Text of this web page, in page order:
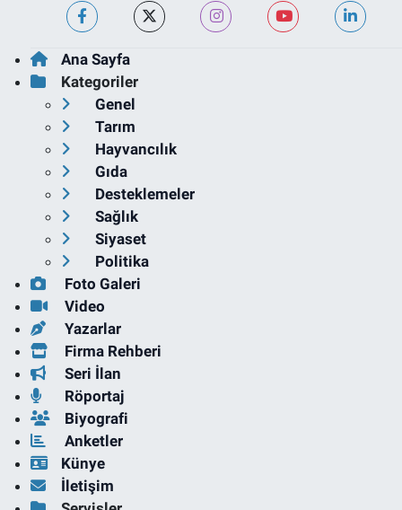
Ana Sayfa
Kategoriler
Genel
Tarım
Hayvancılık
Gıda
Desteklemeler
Sağlık
Siyaset
Politika
Foto Galeri
Video
Yazarlar
Firma Rehberi
Seri İlan
Röportaj
Biyografi
Anketler
Künye
İletişim